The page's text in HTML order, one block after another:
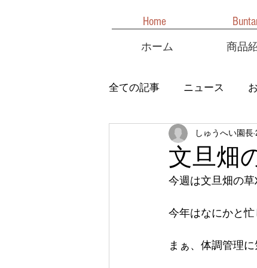
ホーム 商品
Home
全ての記事 ニュース
文旦畑
しゅうへい園長
今週は文旦畑の
今年はなにかと忙
まぁ、体調管理